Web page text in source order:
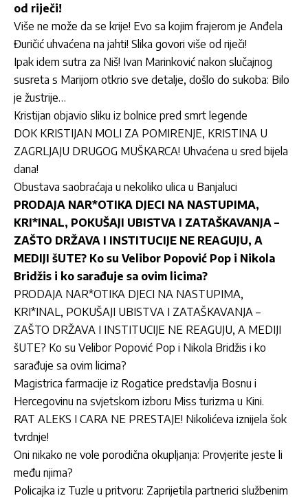
od riječi!
Više ne može da se krije! Evo sa kojim frajerom je Anđela
Đuričić uhvaćena na jahti! Slika govori više od riječi!
Ipak idem sutra za Niš! Ivan Marinković nakon slučajnog
susreta s Marijom otkrio sve detalje, došlo do sukoba: Bilo
je žustrije…
Kristijan objavio sliku iz bolnice pred smrt legende
DOK KRISTIJAN MOLI ZA POMIRENJE, KRISTINA U
ZAGRLJAJU DRUGOG MUŠKARCA! Uhvaćena u sred bijela
dana!
Obustava saobraćaja u nekoliko ulica u Banjaluci
PRODAJA NAR*OTIKA DJECI NA NASTUPIMA,
KRI*INAL, POKUŠAJI UBISTVA I ZATAŠKAVANJA –
ZAŠTO DRŽAVA I INSTITUCIJE NE REAGUJU, A
MEDIJI šUTE? Ko su Velibor Popović Pop i Nikola
Bridžis i ko sarađuje sa ovim licima?
PRODAJA NAR*OTIKA DJECI NA NASTUPIMA,
KRI*INAL, POKUŠAJI UBISTVA I ZATAŠKAVANJA –
ZAŠTO DRŽAVA I INSTITUCIJE NE REAGUJU, A MEDIJI
šUTE? Ko su Velibor Popović Pop i Nikola Bridžis i ko
sarađuje sa ovim licima?
Magistrica farmacije iz Rogatice predstavlja Bosnu i
Hercegovinu na svjetskom izboru Miss turizma u Kini.
RAT ALEKS I CARA NE PRESTAJE! Nikolićeva iznijela šok
tvrdnje!
Oni nikako ne vole porodična okupljanja: Provjerite jeste li
među njima?
Policajka iz Tuzle u pritvoru: Zaprijetila partnerici službenim